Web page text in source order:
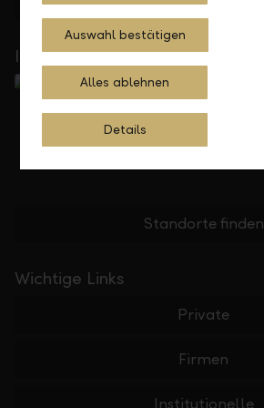
In Ihrer Nähe
Standorte finden
Wichtige Links
Private
Firmen
Institutionelle
Auswahl bestätigen
Alles ablehnen
Details